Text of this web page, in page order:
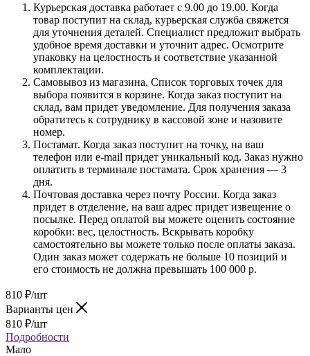
Курьерская доставка работает с 9.00 до 19.00. Когда
товар поступит на склад, курьерская служба свяжется
для уточнения деталей. Специалист предложит выбрать
удобное время доставки и уточнит адрес. Осмотрите
упаковку на целостность и соответствие указанной
комплектации.
Самовывоз из магазина. Список торговых точек для
выбора появится в корзине. Когда заказ поступит на
склад, вам придет уведомление. Для получения заказа
обратитесь к сотруднику в кассовой зоне и назовите
номер.
Постамат. Когда заказ поступит на точку, на ваш
телефон или e-mail придет уникальный код. Заказ нужно
оплатить в терминале постамата. Срок хранения — 3
дня.
Почтовая доставка через почту России. Когда заказ
придет в отделение, на ваш адрес придет извещение о
посылке. Перед оплатой вы можете оценить состояние
коробки: вес, целостность. Вскрывать коробку
самостоятельно вы можете только после оплаты заказа.
Один заказ может содержать не больше 10 позиций и
его стоимость не должна превышать 100 000 р.
810 ₽/шт
Варианты цен
810 ₽/шт
Подробности
Мало